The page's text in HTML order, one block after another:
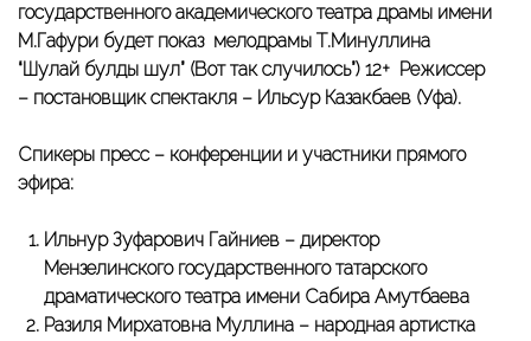
государственного академического театра драмы имени
М.Гафури будет показ мелодрамы Т.Минуллина
“Шулай булды шул” (Вот так случилось”) 12+ Режиссер
– постановщик спектакля – Ильсур Казакбаев (Уфа).
Спикеры пресс – конференции и участники прямого
эфира:
Ильнур Зуфарович Гайниев – директор
Мензелинского государственного татарского
драматического театра имени Сабира Амутбаева
Разиля Мирхатовна Муллина – народная артистка